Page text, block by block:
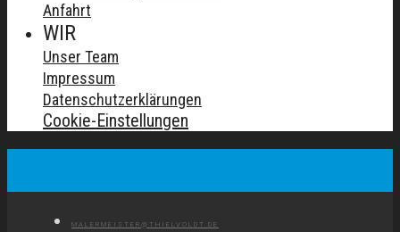
Anfahrt
WIR
Unser Team
Impressum
Datenschutzerklärungen
Cookie-Einstellungen
MALERMEISTER@THIELVOLDT.DE